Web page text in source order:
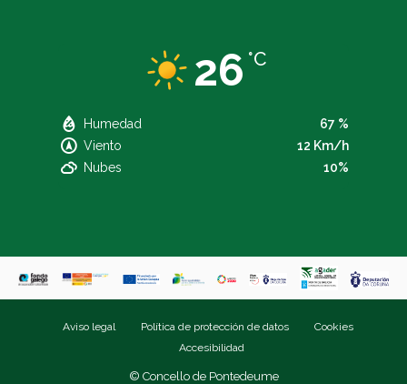
26 °C
Humedad
67 %
Viento
12 Km/h
Nubes
10%
Aviso legal Política de protección de datos
Cookies
Accesibilidad
© Concello de Pontedeume